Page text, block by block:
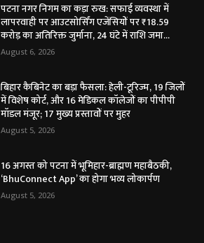
पटना नगर निगम का कड़ा रुख: सफाई व्यवस्था में
लापरवाही पर आउटसोर्सिंग एजेंसियों पर ₹18.59
करोड़ का अतिरिक्त जुर्माना, 24 घंटे में राशि जमा...
August 6, 2026
बिहार कैबिनेट का बड़ा फैसला: हेली-टूरिज्म, 19 जिलों
में विशेष कोर्ट, और 16 मेडिकल कॉलेजों का पीपीपी
मॉडल मंजूर; 17 मुख्य प्रस्तावों पर मुहर
August 5, 2026
16 अगस्त को पटना में भूमिहार-ब्राह्मण महाबैठकी,
‘BhuConnect App’ का होगा भव्य लोकार्पण
August 5, 2026